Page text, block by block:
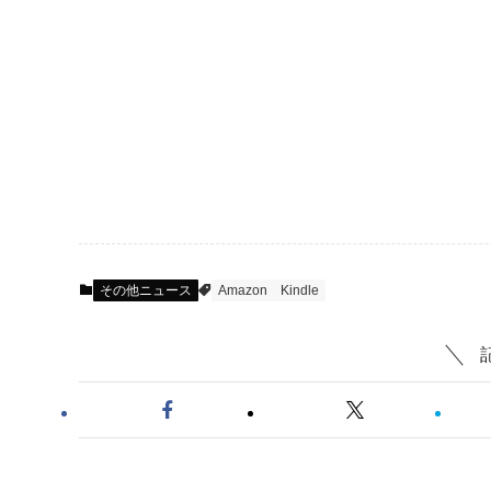
その他ニュース Amazon Kindle